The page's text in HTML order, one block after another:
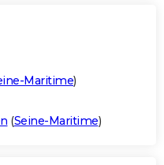
Maritime)
(Seine-Maritime)